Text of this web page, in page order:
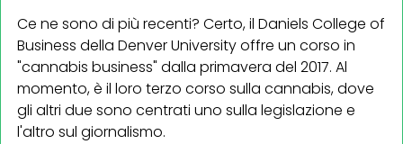
Ce ne sono di più recenti? Certo, il Daniels College of
Business della Denver University offre un corso in
"cannabis business" dalla primavera del 2017. Al
momento, è il loro terzo corso sulla cannabis, dove
gli altri due sono centrati uno sulla legislazione e
l'altro sul giornalismo.